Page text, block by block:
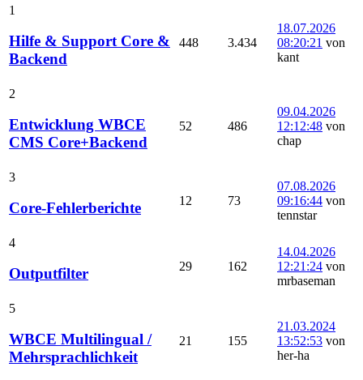
1
Hilfe & Support Core &
Backend
448 3.434
18.07.2026
08:20:21 von
kant
2
Entwicklung WBCE
CMS Core+Backend
52 486
09.04.2026
12:12:48 von
chap
3
Core-Fehlerberichte 12 73
07.08.2026
09:16:44 von
tennstar
4
Outputfilter 29 162
14.04.2026
12:21:24 von
mrbaseman
5
WBCE Multilingual /
Mehrsprachlichkeit
21 155
21.03.2024
13:52:53 von
her-ha